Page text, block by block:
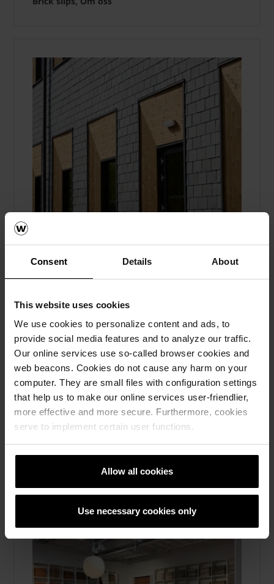
Consent Details About
This website uses cookies
We use cookies to personalize content and ads, to
provide social media features and to analyze our traffic.
Our online services use so-called browser cookies and
web beacons. Cookies do not cause any harm on your
computer. They are small files with configuration settings
that help us to make our online services user-friendlier,
more effective and more secure. Furthermore, cookies
serve to implement certain user functions.
Allow all cookies
Use necessary cookies only
Eriksonsgymnasiet i Borås
Referenser, Skärmtegel
Ny tillbyggnad klädd i skiffer från
wienerberger ger nytt liv åt Sven
Eriksonsgymnasiet. Ett arkitektoniskt möte
mellan arv och samtida materialval. Läs här.
Läs mera